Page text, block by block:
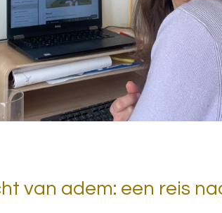
van adem: een reis